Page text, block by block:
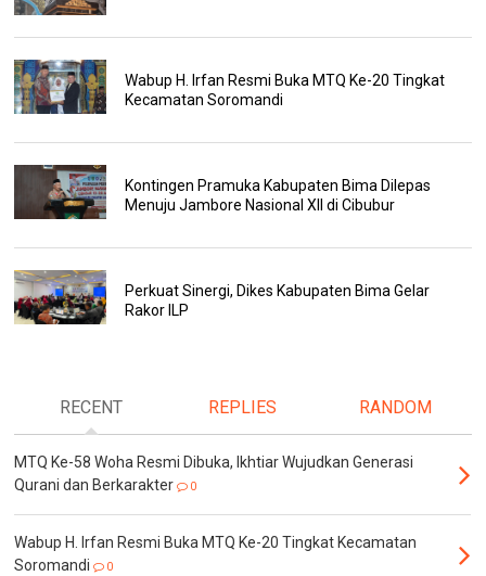
Wabup H. Irfan Resmi Buka MTQ Ke-20 Tingkat
Kecamatan Soromandi
Kontingen Pramuka Kabupaten Bima Dilepas
Menuju Jambore Nasional XII di Cibubur
Perkuat Sinergi, Dikes Kabupaten Bima Gelar
Rakor ILP
RECENT REPLIES RANDOM
MTQ Ke-58 Woha Resmi Dibuka, Ikhtiar Wujudkan Generasi
Qurani dan Berkarakter
0
Wabup H. Irfan Resmi Buka MTQ Ke-20 Tingkat Kecamatan
Soromandi
0